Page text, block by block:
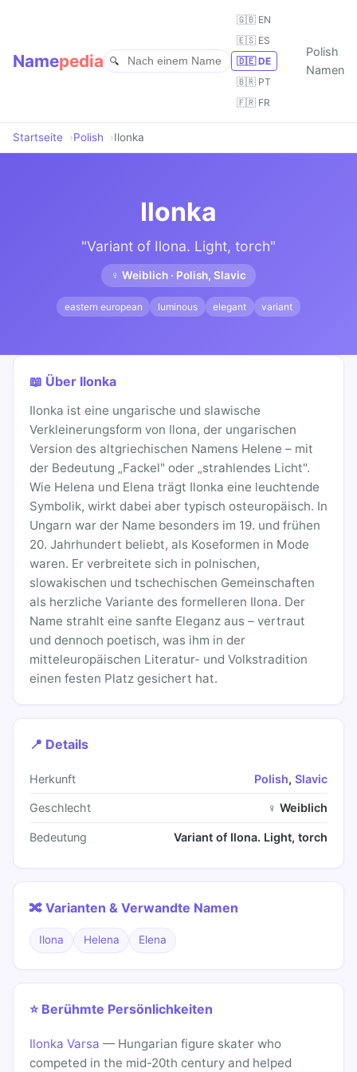
Namepedia
🇬🇧 EN
🇪🇸 ES
🇩🇪 DE
🇧🇷 PT
🇫🇷 FR
Polish
Namen
Startseite Polish Ilonka
Ilonka
"Variant of Ilona. Light, torch"
♀ Weiblich · Polish, Slavic
eastern european luminous elegant variant
📖 Über Ilonka
Ilonka ist eine ungarische und slawische
Verkleinerungsform von Ilona, der ungarischen
Version des altgriechischen Namens Helene – mit
der Bedeutung „Fackel" oder „strahlendes Licht".
Wie Helena und Elena trägt Ilonka eine leuchtende
Symbolik, wirkt dabei aber typisch osteuropäisch. In
Ungarn war der Name besonders im 19. und frühen
20. Jahrhundert beliebt, als Koseformen in Mode
waren. Er verbreitete sich in polnischen,
slowakischen und tschechischen Gemeinschaften
als herzliche Variante des formelleren Ilona. Der
Name strahlt eine sanfte Eleganz aus – vertraut
und dennoch poetisch, was ihm in der
mitteleuropäischen Literatur- und Volkstradition
einen festen Platz gesichert hat.
📍 Details
Herkunft Polish, Slavic
Geschlecht ♀ Weiblich
Bedeutung Variant of Ilona. Light, torch
🔀 Varianten & Verwandte Namen
Ilona Helena Elena
⭐ Berühmte Persönlichkeiten
Ilonka Varsa — Hungarian figure skater who
competed in the mid-20th century and helped